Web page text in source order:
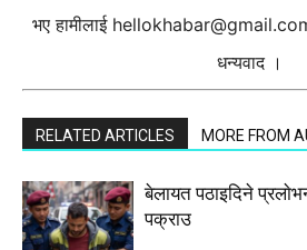
भए हामीलाई
धन्यवाद ।
RELATED ARTICLES MORE FROM
बेलायत पठाइदिने
पक्राउ